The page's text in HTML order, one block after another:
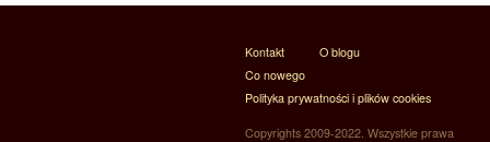
Kontakt
O blogu
Co nowego
Polityka prywatności i plików cookies
Copyrights 2009-2022. Wszystkie prawa